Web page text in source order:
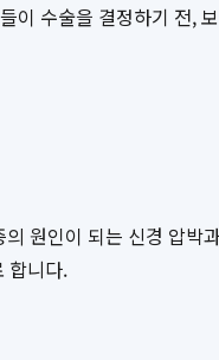
이 수술을 결정하기 전,
원인이 되는 신경 압박
합니다.